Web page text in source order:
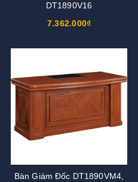
DT1890V16
7.362.000₫
Bàn Giám Đốc DT1890VM4,